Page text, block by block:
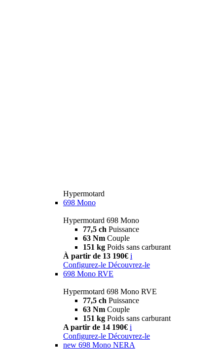
Hypermotard
698 Mono
Hypermotard 698 Mono
77,5 ch Puissance
63 Nm Couple
151 kg Poids sans carburant
À partir de 13 190€ i
Configurez-le Découvrez-le
698 Mono RVE
Hypermotard 698 Mono RVE
77,5 ch Puissance
63 Nm Couple
151 kg Poids sans carburant
A partir de 14 190€ i
Configurez-le Découvrez-le
new 698 Mono NERA